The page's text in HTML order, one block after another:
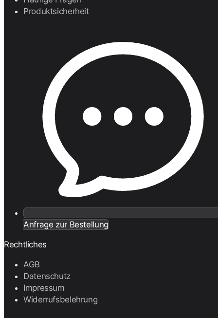
Produktsicherheit
Anfrage zur Bestellung
Rechtliches
AGB
Datenschutz
Impressum
Widerrufsbelehrung